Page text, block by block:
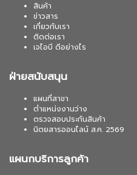
สินค้า
ข่าวสาร
เกี่ยวกับเรา
ติดต่อเรา
เจไอบี ดีอย่างไร
ฝ่ายสนับสนุน
แผนที่สาขา
ตำแหน่งงานว่าง
ตรวจสอบประกันสินค้า
นิตยสารออนไลน์ ส.ค. 2569
แผนกบริการลูกค้า